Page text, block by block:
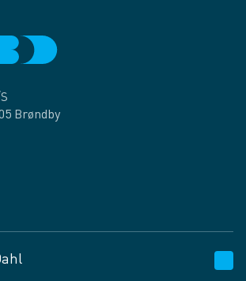
Brøndby